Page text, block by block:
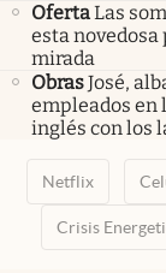
OfertaLas
esta
mirada
ObrasJosé,
empleados en
inglés con los
Netflix
Crisis